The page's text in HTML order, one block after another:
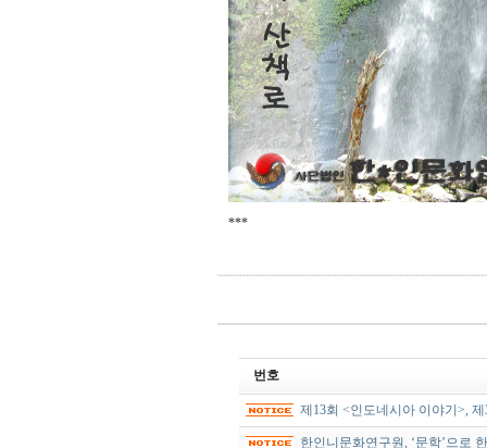
***
번호
제13회 <인도네시아 이야기>,
한인니문화연구원, ‘문학’으로